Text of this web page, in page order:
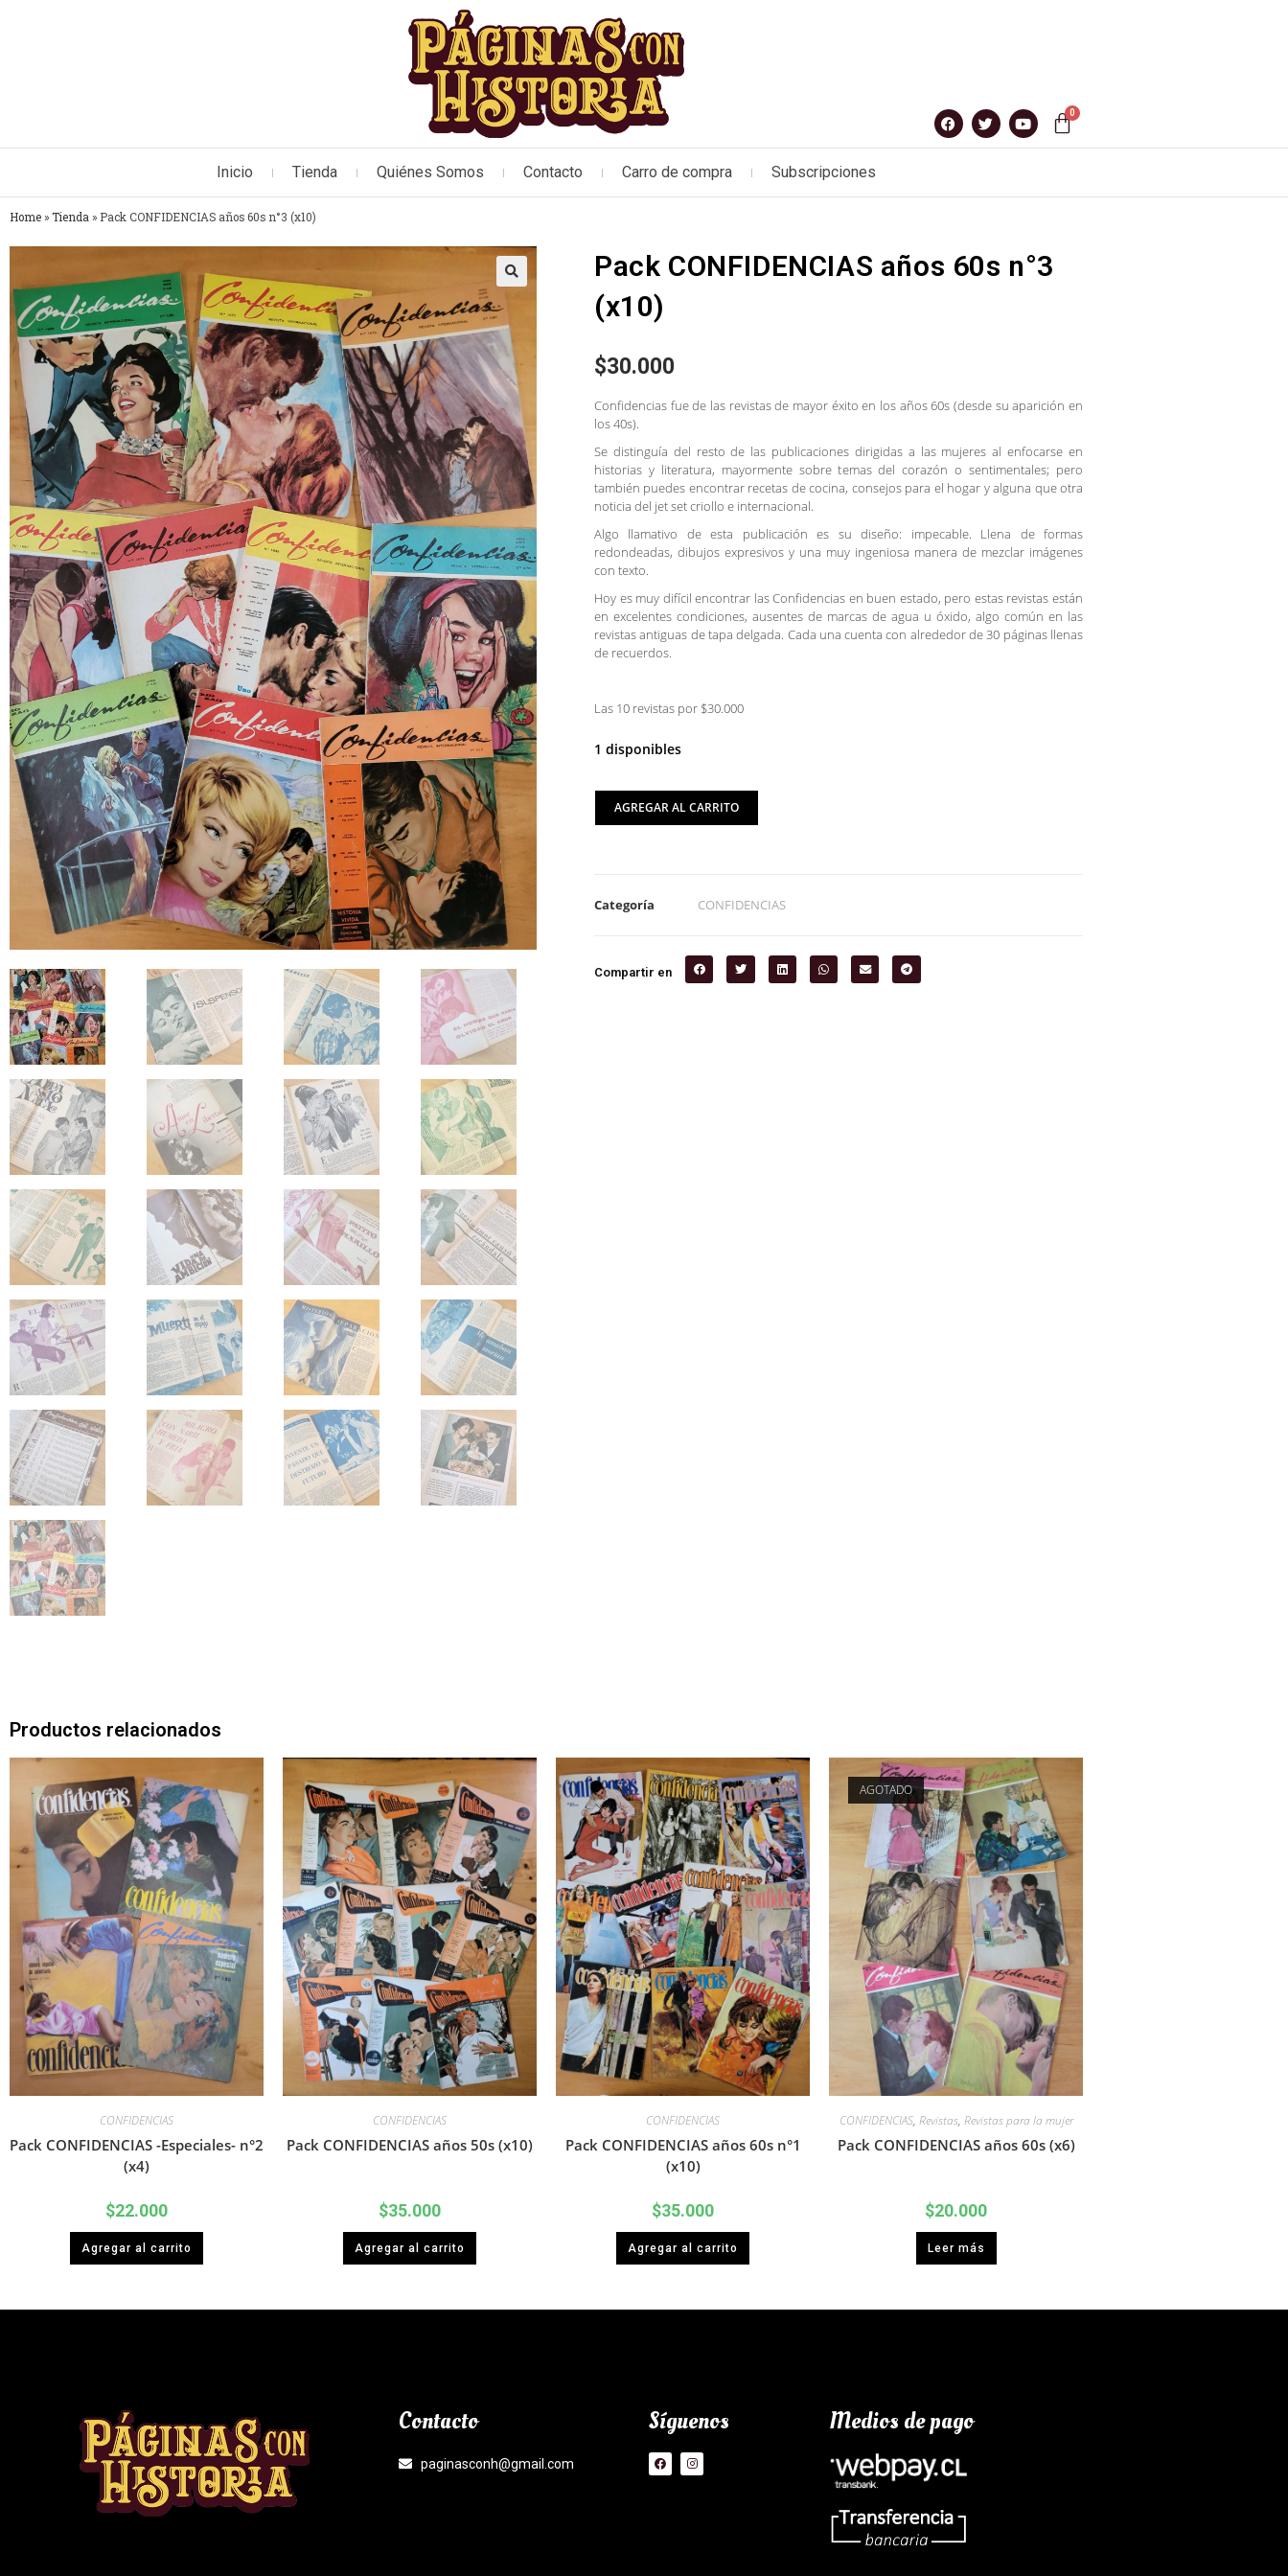
Inicio Tienda Quiénes Somos Contacto Carro de compra Subscripciones
Home » Tienda » Pack CONFIDENCIAS años 60s n°3 (x10)
🔍
Pack CONFIDENCIAS años 60s n°3
(x10)
$30.000
Confidencias fue de las revistas de mayor éxito en los años 60s (desde su aparición en
los 40s).
Se distinguía del resto de las publicaciones dirigidas a las mujeres al enfocarse en
historias y literatura, mayormente sobre temas del corazón o sentimentales; pero
también puedes encontrar recetas de cocina, consejos para el hogar y alguna que otra
noticia del jet set criollo e internacional.
Algo llamativo de esta publicación es su diseño: impecable. Llena de formas
redondeadas, dibujos expresivos y una muy ingeniosa manera de mezclar imágenes
con texto.
Hoy es muy difícil encontrar las Confidencias en buen estado, pero estas revistas están
en excelentes condiciones, ausentes de marcas de agua u óxido, algo común en las
revistas antiguas de tapa delgada. Cada una cuenta con alrededor de 30 páginas llenas
de recuerdos.
Las 10 revistas por $30.000
1 disponibles
AGREGAR AL CARRITO
Categoría CONFIDENCIAS
Compartir en
Productos relacionados
CONFIDENCIAS
Pack CONFIDENCIAS -Especiales- n°2
(x4)
$22.000
Agregar al carrito
CONFIDENCIAS
Pack CONFIDENCIAS años 50s (x10)
$35.000
Agregar al carrito
CONFIDENCIAS
Pack CONFIDENCIAS años 60s n°1
(x10)
$35.000
Agregar al carrito
AGOTADO
CONFIDENCIAS, Revistas, Revistas para la mujer
Pack CONFIDENCIAS años 60s (x6)
$20.000
Leer más
Contacto
paginasconh@gmail.com
Síguenos Medios de pago